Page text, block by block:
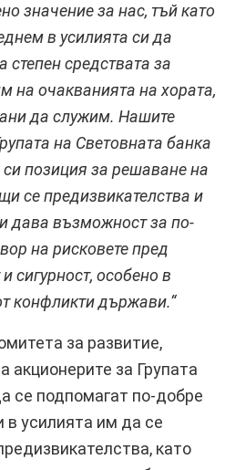
значение за нас, тъй като
в усилията си да
средствата за
на очакванията на хората,
да служим. Нашите
на Световната банка
позиция за решаване на
се предизвикателства и
дава възможност за по-
на рисковете пред
сигурност, особено в
конфликти държави.“
за развитие,
акционерите за Групата
се подпомагат по-добре
в усилията им да се
като